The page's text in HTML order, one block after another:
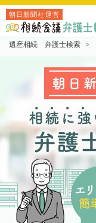
朝日新聞社運営
遺産相続 弁護士検索